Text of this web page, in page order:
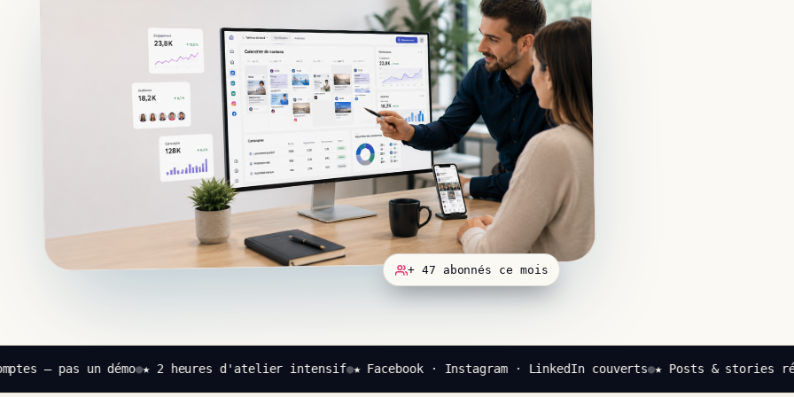
+ 47 abonnés ce mois
— pas un démo●★ 2 heures d'atelier intensif●★ Facebook · Instagram · LinkedIn couverts●★ Posts & stories